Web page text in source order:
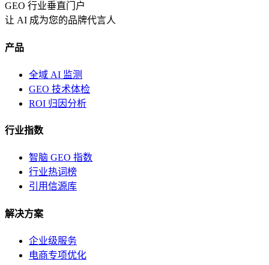
GEO 行业垂直门户
让 AI 成为您的品牌代言人
产品
全域 AI 监测
GEO 技术体检
ROI 归因分析
行业指数
智脑 GEO 指数
行业热词榜
引用信源库
解决方案
企业级服务
电商专项优化